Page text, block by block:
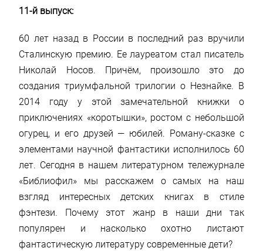
11-й выпуск:
60 лет назад в России в последний раз вручили
Сталинскую премию. Ее лауреатом стал писатель
Николай Носов. Причём, произошло это до
создания триумфальной трилогии о Незнайке. В
2014 году у этой замечательной книжки о
приключениях «коротышки», ростом с небольшой
огурец, и его друзей — юбилей. Роману-сказке с
элементами научной фантастики исполнилось 60
лет. Сегодня в нашем литературном тележурнале
«Библиофил» мы расскажем о самых на наш
взгляд интересных детских книгах в стиле
фэнтези. Почему этот жанр в наши дни так
популярен и насколько охотно листают
фантастическую литературу современные дети?